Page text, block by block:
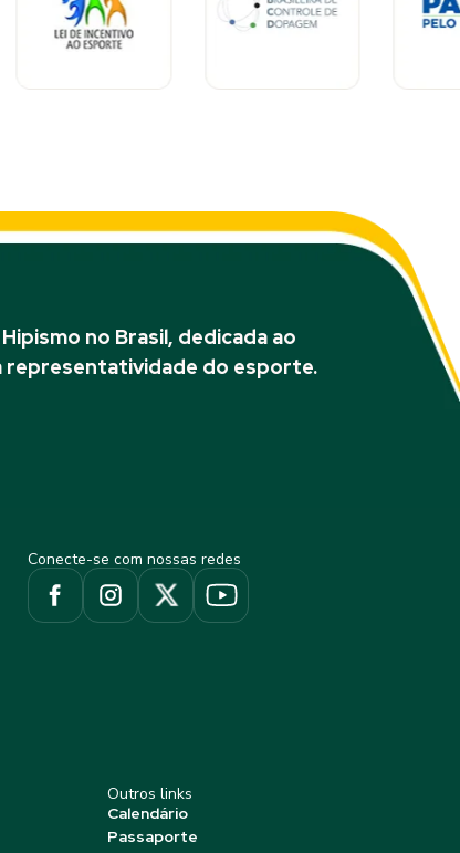
no Brasil, dedicada ao
representatividade do esporte.
Conecte-se com nossas redes
Outros links
Calendário
Passaporte